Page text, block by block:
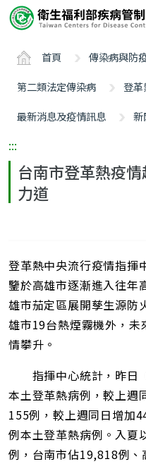
要
ALT+C
首頁 傳染病與防
第二類法定傳染病
登革
最新消息及疫情訊息
新
:::
台南市登革熱疫
力道
登革熱中央流行疫情指揮
鑒於高雄市逐漸進入往年
雄市茄定區展開孳生源防
雄市19台熱煙霧機外，
情攀升。
指揮中心統計，昨日
本土登革熱病例，較上週
155例，較上週同日增加
例本土登革熱病例。入夏
例，台南市佔19,818例